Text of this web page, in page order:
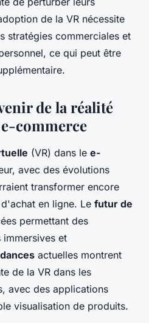
de la VR nécessite
stratégies commerciales et
ce qui peut être
de la réalité
commerce
(VR) dans le e-
avec des évolutions
transformer encore
en ligne. Le futur de
permettant des
et
actuelles montrent
de la VR dans les
avec des applications
visualisation de produits.